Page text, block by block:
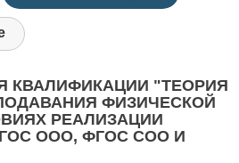
КВАЛИФИКАЦИИ "ТЕОРИЯ
ФИЗИЧЕСКОЙ
РЕАЛИЗАЦИИ
ООО, ФГОС СОО И